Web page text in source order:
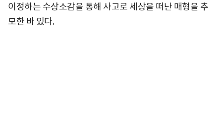
이정하는 수상소감을 통해 사고로 세상을 떠난 매형을 추
모한 바 있다.